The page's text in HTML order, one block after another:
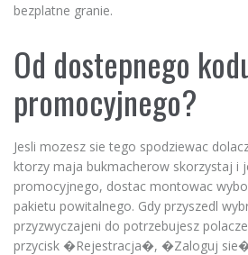
bezplatne granie.
Od dostepnego
promocyjnego?
Jesli mozesz sie tego spodziewac
ktorzy maja bukmacherow skorzystaj i
promocyjnego, dostac montowac
pakietu powitalnego. Gdy przyszedl
przyzwyczajeni do potrzebujesz
przycisk �Rejestracja�, �Zaloguj